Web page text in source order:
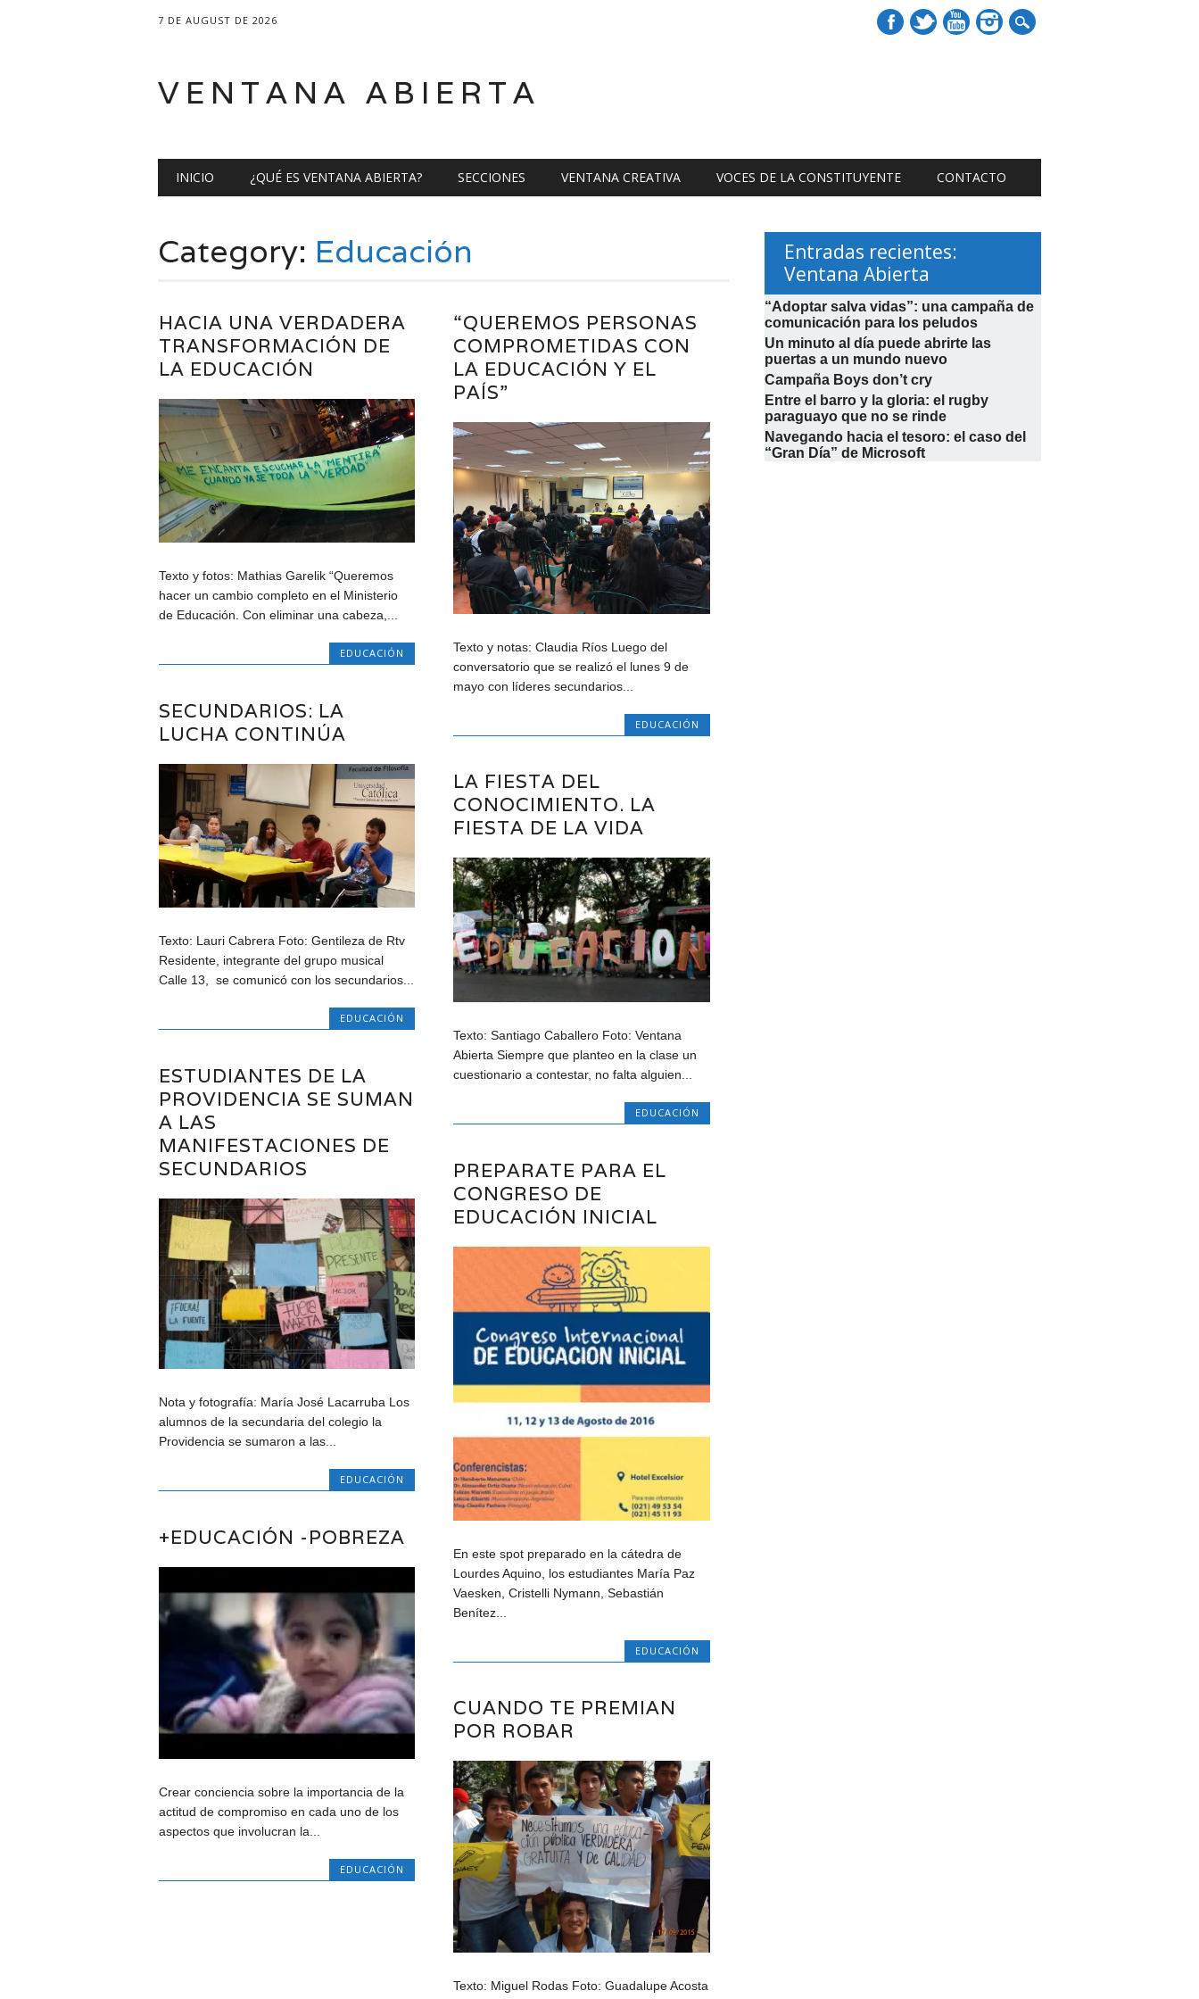
7 DE AUGUST DE 2026
VENTANA ABIERTA
Main menu
INICIO ¿QUÉ ES VENTANA ABIERTA? SECCIONES VENTANA CREATIVA VOCES DE LA CONSTITUYENTE CONTACTO
Category: Educación
HACIA UNA VERDADERA
TRANSFORMACIÓN DE
LA EDUCACIÓN
Texto y fotos: Mathias Garelik “Queremos
hacer un cambio completo en el Ministerio
de Educación. Con eliminar una cabeza,...
EDUCACIÓN
“QUEREMOS PERSONAS
COMPROMETIDAS CON
LA EDUCACIÓN Y EL
PAÍS”
Texto y notas: Claudia Ríos Luego del
conversatorio que se realizó el lunes 9 de
mayo con líderes secundarios...
EDUCACIÓN
SECUNDARIOS: LA
LUCHA CONTINÚA
Texto: Lauri Cabrera Foto: Gentileza de Rtv
Residente, integrante del grupo musical
Calle 13, se comunicó con los secundarios...
EDUCACIÓN
LA FIESTA DEL
CONOCIMIENTO. LA
FIESTA DE LA VIDA
Texto: Santiago Caballero Foto: Ventana
Abierta Siempre que planteo en la clase un
cuestionario a contestar, no falta alguien...
EDUCACIÓN
ESTUDIANTES DE LA
PROVIDENCIA SE SUMAN
A LAS
MANIFESTACIONES DE
SECUNDARIOS
Nota y fotografía: María José Lacarruba Los
alumnos de la secundaria del colegio la
Providencia se sumaron a las...
EDUCACIÓN
PREPARATE PARA EL
CONGRESO DE
EDUCACIÓN INICIAL
En este spot preparado en la cátedra de
Lourdes Aquino, los estudiantes María Paz
Vaesken, Cristelli Nymann, Sebastián
Benítez...
EDUCACIÓN
+EDUCACIÓN -POBREZA
Crear conciencia sobre la importancia de la
actitud de compromiso en cada uno de los
aspectos que involucran la...
EDUCACIÓN
CUANDO TE PREMIAN
POR ROBAR
Texto: Miguel Rodas Foto: Guadalupe Acosta
Entradas recientes:
Ventana Abierta
“Adoptar salva vidas”: una campaña de
comunicación para los peludos
Un minuto al día puede abrirte las
puertas a un mundo nuevo
Campaña Boys don’t cry
Entre el barro y la gloria: el rugby
paraguayo que no se rinde
Navegando hacia el tesoro: el caso del
“Gran Día” de Microsoft